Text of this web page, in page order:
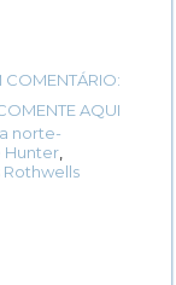
COMENTÁRIO:
AQUI
norte-
Hunter,
Rothwells